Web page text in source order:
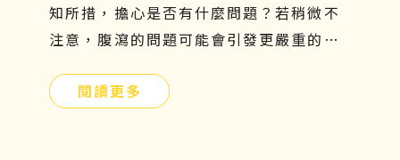
知所措，擔心是否有什麼問題？若稍微不
注意，腹瀉的問題可能會引發更嚴重的危
狀，找出正確的原因才能有效解決問題！
閱讀更多